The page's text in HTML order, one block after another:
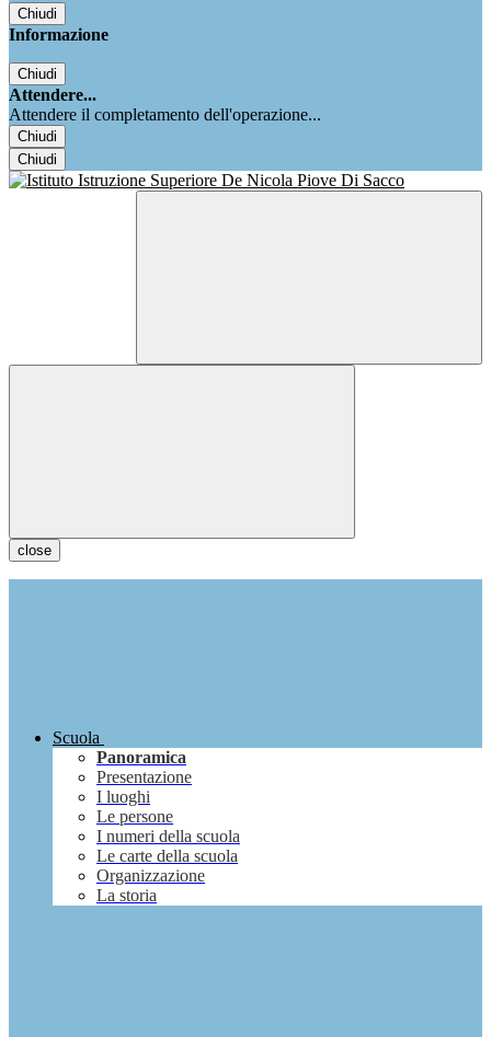
Chiudi
Informazione
Chiudi
Attendere...
Attendere il completamento dell'operazione...
Chiudi
Chiudi
close
Scuola
Panoramica
Presentazione
I luoghi
Le persone
I numeri della scuola
Le carte della scuola
Organizzazione
La storia